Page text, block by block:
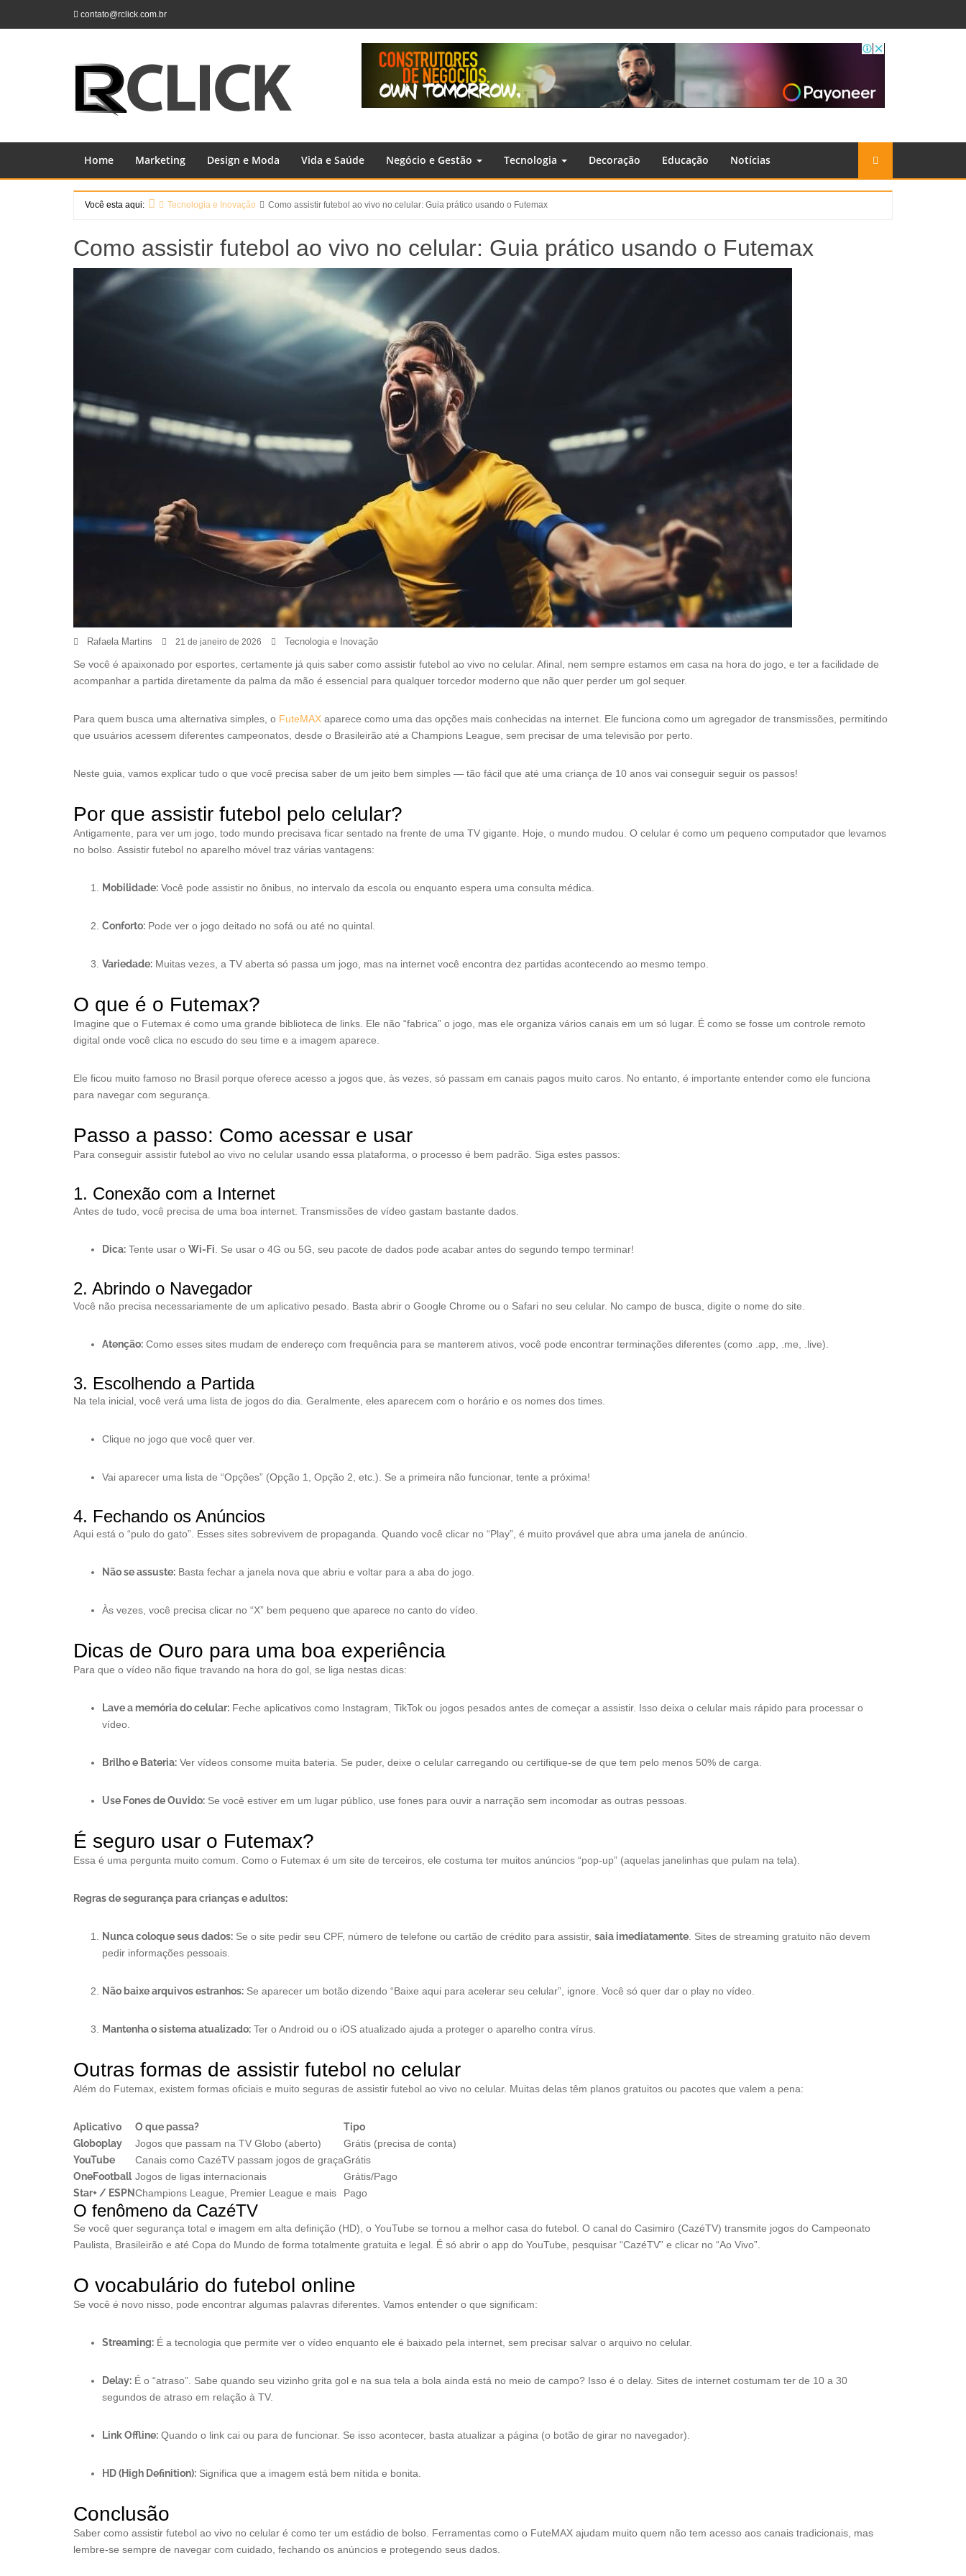
contato@rclick.com.br
Home Marketing Design e Moda Vida e Saúde Negócio e Gestão Tecnologia Decoração Educação Notícias
Você esta aqui:
Tecnologia e Inovação Como assistir futebol ao vivo no celular: Guia prático usando o Futemax
Como assistir futebol ao vivo no celular: Guia prático usando o Futemax
Rafaela Martins 21 de janeiro de 2026 Tecnologia e Inovação
Se você é apaixonado por esportes, certamente já quis saber como assistir futebol ao vivo no celular. Afinal, nem sempre estamos em casa na hora do jogo, e ter a facilidade de
acompanhar a partida diretamente da palma da mão é essencial para qualquer torcedor moderno que não quer perder um gol sequer.
Para quem busca uma alternativa simples, o FuteMAX aparece como uma das opções mais conhecidas na internet. Ele funciona como um agregador de transmissões, permitindo
que usuários acessem diferentes campeonatos, desde o Brasileirão até a Champions League, sem precisar de uma televisão por perto.
Neste guia, vamos explicar tudo o que você precisa saber de um jeito bem simples — tão fácil que até uma criança de 10 anos vai conseguir seguir os passos!
Por que assistir futebol pelo celular?
Antigamente, para ver um jogo, todo mundo precisava ficar sentado na frente de uma TV gigante. Hoje, o mundo mudou. O celular é como um pequeno computador que levamos
no bolso. Assistir futebol no aparelho móvel traz várias vantagens:
Mobilidade: Você pode assistir no ônibus, no intervalo da escola ou enquanto espera uma consulta médica.
Conforto: Pode ver o jogo deitado no sofá ou até no quintal.
Variedade: Muitas vezes, a TV aberta só passa um jogo, mas na internet você encontra dez partidas acontecendo ao mesmo tempo.
O que é o Futemax?
Imagine que o Futemax é como uma grande biblioteca de links. Ele não “fabrica” o jogo, mas ele organiza vários canais em um só lugar. É como se fosse um controle remoto
digital onde você clica no escudo do seu time e a imagem aparece.
Ele ficou muito famoso no Brasil porque oferece acesso a jogos que, às vezes, só passam em canais pagos muito caros. No entanto, é importante entender como ele funciona
para navegar com segurança.
Passo a passo: Como acessar e usar
Para conseguir assistir futebol ao vivo no celular usando essa plataforma, o processo é bem padrão. Siga estes passos:
1. Conexão com a Internet
Antes de tudo, você precisa de uma boa internet. Transmissões de vídeo gastam bastante dados.
Dica: Tente usar o Wi-Fi . Se usar o 4G ou 5G, seu pacote de dados pode acabar antes do segundo tempo terminar!
2. Abrindo o Navegador
Você não precisa necessariamente de um aplicativo pesado. Basta abrir o Google Chrome ou o Safari no seu celular. No campo de busca, digite o nome do site.
Atenção: Como esses sites mudam de endereço com frequência para se manterem ativos, você pode encontrar terminações diferentes (como .app, .me, .live).
3. Escolhendo a Partida
Na tela inicial, você verá uma lista de jogos do dia. Geralmente, eles aparecem com o horário e os nomes dos times.
Clique no jogo que você quer ver.
Vai aparecer uma lista de “Opções” (Opção 1, Opção 2, etc.). Se a primeira não funcionar, tente a próxima!
4. Fechando os Anúncios
Aqui está o “pulo do gato”. Esses sites sobrevivem de propaganda. Quando você clicar no “Play”, é muito provável que abra uma janela de anúncio.
Não se assuste: Basta fechar a janela nova que abriu e voltar para a aba do jogo.
Às vezes, você precisa clicar no “X” bem pequeno que aparece no canto do vídeo.
Dicas de Ouro para uma boa experiência
Para que o vídeo não fique travando na hora do gol, se liga nestas dicas:
Lave a memória do celular: Feche aplicativos como Instagram, TikTok ou jogos pesados antes de começar a assistir. Isso deixa o celular mais rápido para processar o
vídeo.
Brilho e Bateria: Ver vídeos consome muita bateria. Se puder, deixe o celular carregando ou certifique-se de que tem pelo menos 50% de carga.
Use Fones de Ouvido: Se você estiver em um lugar público, use fones para ouvir a narração sem incomodar as outras pessoas.
É seguro usar o Futemax?
Essa é uma pergunta muito comum. Como o Futemax é um site de terceiros, ele costuma ter muitos anúncios “pop-up” (aquelas janelinhas que pulam na tela).
Regras de segurança para crianças e adultos:
Nunca coloque seus dados: Se o site pedir seu CPF, número de telefone ou cartão de crédito para assistir, saia imediatamente . Sites de streaming gratuito não devem
pedir informações pessoais.
Não baixe arquivos estranhos: Se aparecer um botão dizendo “Baixe aqui para acelerar seu celular”, ignore. Você só quer dar o play no vídeo.
Mantenha o sistema atualizado: Ter o Android ou o iOS atualizado ajuda a proteger o aparelho contra vírus.
Outras formas de assistir futebol no celular
Além do Futemax, existem formas oficiais e muito seguras de assistir futebol ao vivo no celular. Muitas delas têm planos gratuitos ou pacotes que valem a pena:
Aplicativo O que passa?
Tipo
Globoplay
Jogos que passam na TV Globo (aberto)
Grátis (precisa de conta)
YouTube
Canais como CazéTV passam jogos de graçaGrátis
OneFootball Jogos de ligas internacionais
Grátis/Pago
Star+ / ESPNChampions League, Premier League e mais Pago
O fenômeno da CazéTV
Se você quer segurança total e imagem em alta definição (HD), o YouTube se tornou a melhor casa do futebol. O canal do Casimiro (CazéTV) transmite jogos do Campeonato
Paulista, Brasileirão e até Copa do Mundo de forma totalmente gratuita e legal. É só abrir o app do YouTube, pesquisar “CazéTV” e clicar no “Ao Vivo”.
O vocabulário do futebol online
Se você é novo nisso, pode encontrar algumas palavras diferentes. Vamos entender o que significam:
Streaming: É a tecnologia que permite ver o vídeo enquanto ele é baixado pela internet, sem precisar salvar o arquivo no celular.
Delay: É o “atraso”. Sabe quando seu vizinho grita gol e na sua tela a bola ainda está no meio de campo? Isso é o delay. Sites de internet costumam ter de 10 a 30
segundos de atraso em relação à TV.
Link Offline: Quando o link cai ou para de funcionar. Se isso acontecer, basta atualizar a página (o botão de girar no navegador).
HD (High Definition): Significa que a imagem está bem nítida e bonita.
Conclusão
Saber como assistir futebol ao vivo no celular é como ter um estádio de bolso. Ferramentas como o FuteMAX ajudam muito quem não tem acesso aos canais tradicionais, mas
lembre-se sempre de navegar com cuidado, fechando os anúncios e protegendo seus dados.